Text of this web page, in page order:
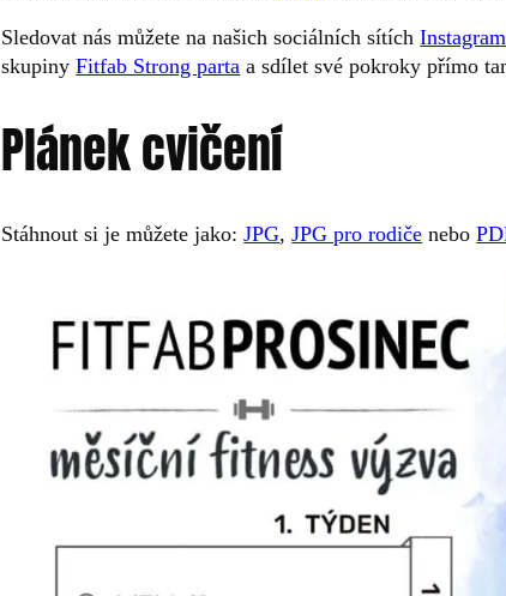
Sledovat nás můžete na našich sociálních sítíchInstagram
skupinyFitfab Strong parta a sdílet své pokroky přímo
Plánek cvičení
Stáhnout si je můžete jako:JPG,JPG pro rodiče nebo